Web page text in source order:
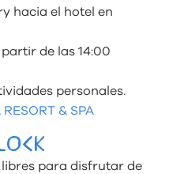
hacia el hotel en
de las 14:00
personales.
& SPA
libres para disfrutar de